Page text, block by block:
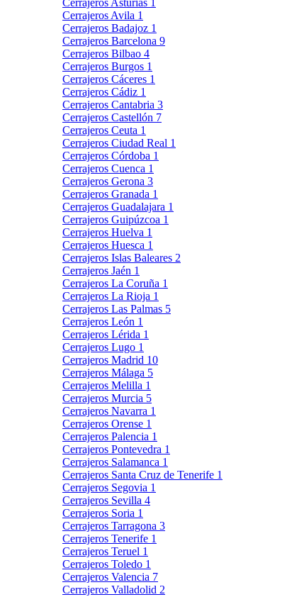
Cerrajeros Asturias 1
Cerrajeros Avila 1
Cerrajeros Badajoz 1
Cerrajeros Barcelona 9
Cerrajeros Bilbao 4
Cerrajeros Burgos 1
Cerrajeros Cáceres 1
Cerrajeros Cádiz 1
Cerrajeros Cantabria 3
Cerrajeros Castellón 7
Cerrajeros Ceuta 1
Cerrajeros Ciudad Real 1
Cerrajeros Córdoba 1
Cerrajeros Cuenca 1
Cerrajeros Gerona 3
Cerrajeros Granada 1
Cerrajeros Guadalajara 1
Cerrajeros Guipúzcoa 1
Cerrajeros Huelva 1
Cerrajeros Huesca 1
Cerrajeros Islas Baleares 2
Cerrajeros Jaén 1
Cerrajeros La Coruña 1
Cerrajeros La Rioja 1
Cerrajeros Las Palmas 5
Cerrajeros León 1
Cerrajeros Lérida 1
Cerrajeros Lugo 1
Cerrajeros Madrid 10
Cerrajeros Málaga 5
Cerrajeros Melilla 1
Cerrajeros Murcia 5
Cerrajeros Navarra 1
Cerrajeros Orense 1
Cerrajeros Palencia 1
Cerrajeros Pontevedra 1
Cerrajeros Salamanca 1
Cerrajeros Santa Cruz de Tenerife 1
Cerrajeros Segovia 1
Cerrajeros Sevilla 4
Cerrajeros Soria 1
Cerrajeros Tarragona 3
Cerrajeros Tenerife 1
Cerrajeros Teruel 1
Cerrajeros Toledo 1
Cerrajeros Valencia 7
Cerrajeros Valladolid 2